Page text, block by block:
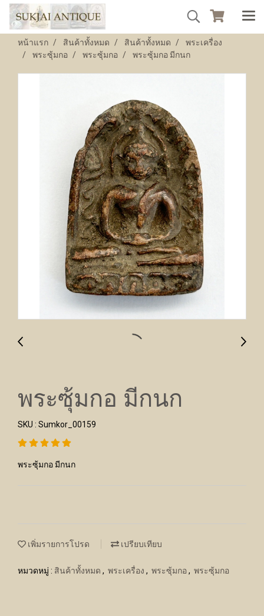
หน้าแรก สินค้าทั้งหมด สินค้าทั้งหมด
พระเครื่อง
พระซุ้มกอ
พระซุ้มกอ พระซุ้มกอ มีกนก
พระซุ้มกอ มีกนก
SKU : Sumkor_00159
พระซุ้มกอ มีกนก
เพิ่มรายการโปรด เปรียบเทียบ
หมวดหมู่ : สินค้าทั้งหมด , พระเครื่อง , พระซุ้มกอ , พระซุ้มกอ